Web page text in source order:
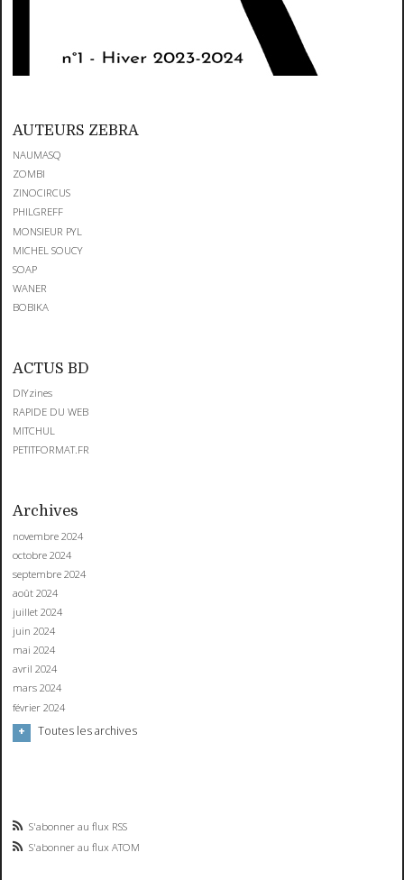
AUTEURS ZEBRA
NAUMASQ
ZOMBI
ZINOCIRCUS
PHILGREFF
MONSIEUR PYL
MICHEL SOUCY
SOAP
WANER
BOBIKA
ACTUS BD
DIYzines
RAPIDE DU WEB
MITCHUL
PETITFORMAT.FR
Archives
novembre 2024
octobre 2024
septembre 2024
août 2024
juillet 2024
juin 2024
mai 2024
avril 2024
mars 2024
février 2024
Toutes les archives
S'abonner au flux RSS
S'abonner au flux ATOM